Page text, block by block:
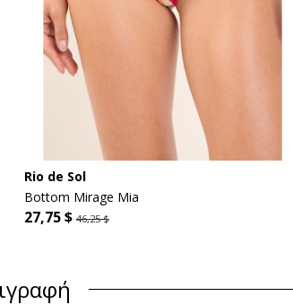
Rio de Sol
Bottom Mirage Mia
27,75 $ 46,25 $